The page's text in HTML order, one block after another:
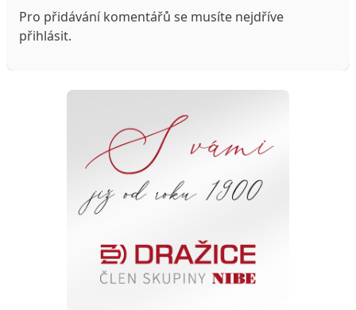
Pro přidávání komentářů se musíte nejdříve
přihlásit.